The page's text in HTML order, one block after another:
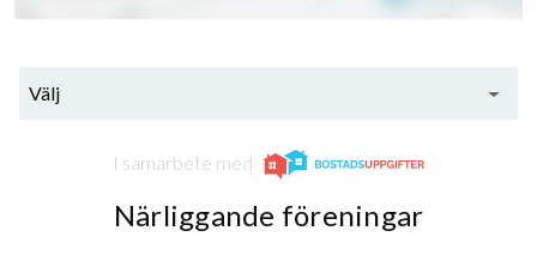
30
Välj
I samarbete med
Närliggande föreningar